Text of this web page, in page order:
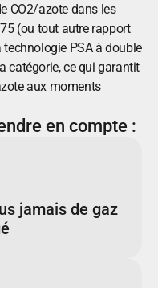
CO2/azote dans les
(ou tout autre rapport
PSA à double
catégorie, ce qui garantit
aux moments
en compte :
jamais de gaz